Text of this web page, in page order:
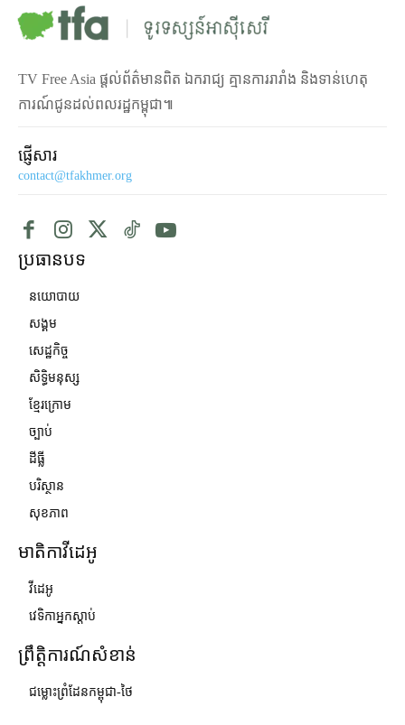
TV Free Asia ផ្ដល់ព័ត៌មានពិត ឯករាជ្យ គ្មានការរារាំង និងទាន់ហេតុ
ការណ៍ជូនដល់ពលរដ្ឋកម្ពុជា៕
ផ្ញើសារ
contact@tfakhmer.org
ប្រធានបទ
នយោបាយ
សង្គម
សេដ្ឋកិច្ច
សិទ្ធិមនុស្ស
ខ្មែរក្រោម
ច្បាប់
ដីធ្លី
បរិស្ថាន
សុខភាព
មាតិកាវីដេអូ
វីដេអូ
វេទិកាអ្នកស្ដាប់
ព្រឹត្តិការណ៍សំខាន់
ជម្លោះព្រំដែនកម្ពុជា-ថៃ